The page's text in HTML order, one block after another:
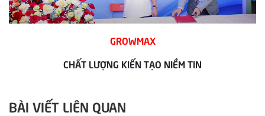
GROWMAX
CHẤT LƯỢNG KIẾN TẠO NIỀM TIN
BÀI VIẾT LIÊN QUAN